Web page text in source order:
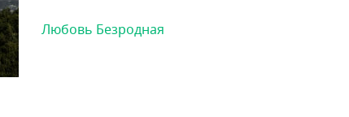
Любовь Безродная